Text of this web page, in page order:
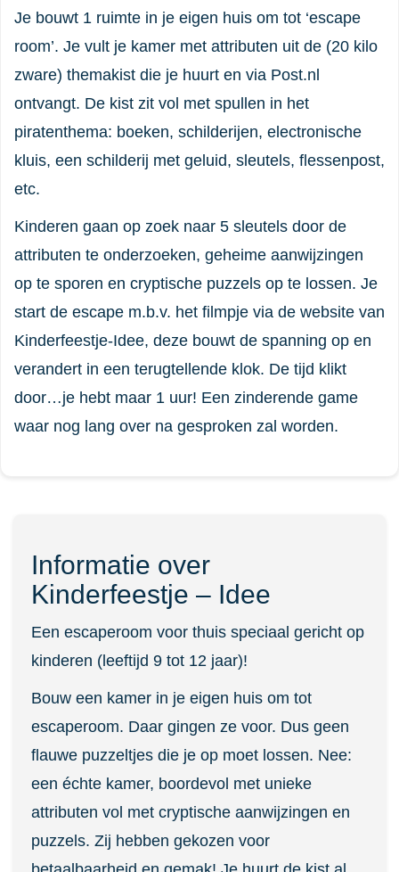
Je bouwt 1 ruimte in je eigen huis om tot ‘escape
room’. Je vult je kamer met attributen uit de (20 kilo
zware) themakist die je huurt en via Post.nl
ontvangt. De kist zit vol met spullen in het
piratenthema: boeken, schilderijen, electronische
kluis, een schilderij met geluid, sleutels, flessenpost,
etc.
Kinderen gaan op zoek naar 5 sleutels door de
attributen te onderzoeken, geheime aanwijzingen
op te sporen en cryptische puzzels op te lossen. Je
start de escape m.b.v. het filmpje via de website van
Kinderfeestje-Idee, deze bouwt de spanning op en
verandert in een terugtellende klok. De tijd klikt
door…je hebt maar 1 uur! Een zinderende game
waar nog lang over na gesproken zal worden.
Informatie over
Kinderfeestje – Idee
Een escaperoom voor thuis speciaal gericht op
kinderen (leeftijd 9 tot 12 jaar)!
Bouw een kamer in je eigen huis om tot
escaperoom. Daar gingen ze voor. Dus geen
flauwe puzzeltjes die je op moet lossen. Nee:
een échte kamer, boordevol met unieke
attributen vol met cryptische aanwijzingen en
puzzels. Zij hebben gekozen voor